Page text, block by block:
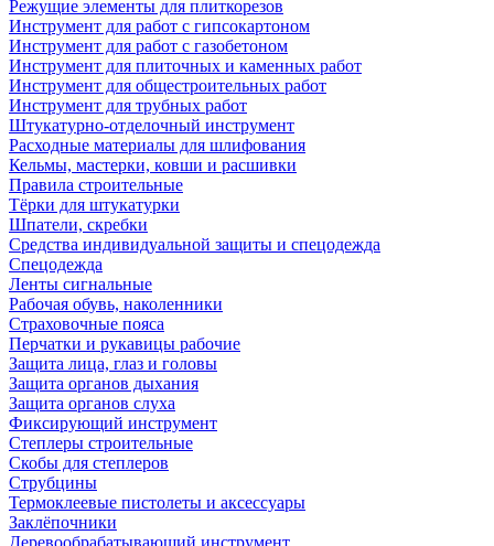
Режущие элементы для плиткорезов
Инструмент для работ с гипсокартоном
Инструмент для работ с газобетоном
Инструмент для плиточных и каменных работ
Инструмент для общестроительных работ
Инструмент для трубных работ
Штукатурно-отделочный инструмент
Расходные материалы для шлифования
Кельмы, мастерки, ковши и расшивки
Правила строительные
Тёрки для штукатурки
Шпатели, скребки
Средства индивидуальной защиты и спецодежда
Спецодежда
Ленты сигнальные
Рабочая обувь, наколенники
Страховочные пояса
Перчатки и рукавицы рабочие
Защита лица, глаз и головы
Защита органов дыхания
Защита органов слуха
Фиксирующий инструмент
Степлеры строительные
Скобы для степлеров
Струбцины
Термоклеевые пистолеты и аксессуары
Заклёпочники
Деревообрабатывающий инструмент